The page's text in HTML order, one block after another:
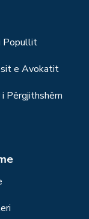
Popullit
e Avokatit
Përgjithshëm